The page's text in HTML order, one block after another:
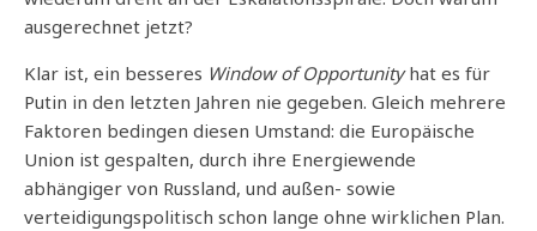
ausgerechnet jetzt?
Klar ist, ein besseres Window of Opportunityhat es für
Putin in den letzten Jahren nie gegeben. Gleich mehrere
Faktoren bedingen diesen Umstand: die Europäische
Union ist gespalten, durch ihre Energiewende
abhängiger von Russland, und außen- sowie
verteidigungspolitisch schon lange ohne wirklichen Plan.